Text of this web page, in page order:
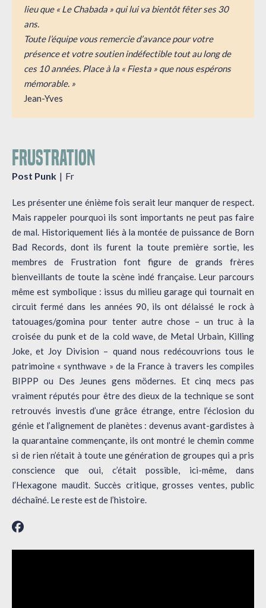
lieu que « Le Chabada » qui lui va bientôt fêter ses 30
ans.
Toute l’équipe vous remercie d’avance pour votre
présence et votre soutien indéfectible tout au long de
ces 10 années. Place à la « Fiesta » que nous espérons
mémorable. »
Jean-Yves
FRUSTRATION
Post Punk Fr
Les présenter une énième fois serait leur manquer de respect.
Mais rappeler pourquoi ils sont importants ne peut pas faire
de mal. Historiquement liés à la montée de puissance de Born
Bad Records, dont ils furent la toute première sortie, les
membres de Frustration font figure de grands frères
bienveillants de toute la scène indé française. Leur parcours
même est symbolique : issus du milieu garage qui tournait en
circuit fermé dans les années 90, ils ont délaissé le rock à
tatouages/gomina pour tenter autre chose – un truc à la
croisée du punk et de la cold wave, de Metal Urbain, Killing
Joke, et Joy Division – quand nous redécouvrions tous le
patrimoine « synthwave » de la France à travers les compiles
BIPPP ou Des Jeunes gens mödernes. Et cinq mecs pas
vraiment réputés pour être des dieux de la technique se sont
retrouvés investis d’une grâce étrange, entre l’éclosion du
génie et l’alignement de planètes : devenus avant-gardistes à
la quarantaine commençante, ils ont montré le chemin comme
si de rien n’était à toute une génération de groupes qui a pris
conscience que oui, c’était possible, ici-même, dans
l’Hexagone maudit. Succès critique, grosses ventes, public
déchaîné. Le reste est de l’histoire.